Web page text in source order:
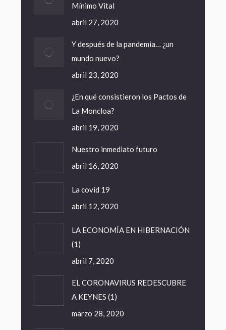
Mínimo Vital
abril 27, 2020
Y después de la pandemia… ¿un
mundo nuevo?
abril 23, 2020
¿En qué consistieron los Pactos de
La Moncloa?
abril 19, 2020
Nuestro inmediato futuro
abril 16, 2020
La covid 19
abril 12, 2020
LA ECONOMÍA EN HIBERNACIÓN
(1)
abril 7, 2020
EL CORONAVIRUS REDESCUBRE
A KEYNES (1)
marzo 28, 2020